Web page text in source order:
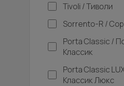
Tivoli / Тиволи
Sorrento-R /
Porta Classic /
Классик
Porta Classic
Классик Люкс